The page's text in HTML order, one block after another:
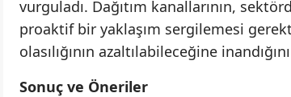
vurguladı. Dağıtım kanallarının,
proaktif bir yaklaşım sergilemesi
olasılığının azaltılabileceğine
Sonuç ve Öneriler